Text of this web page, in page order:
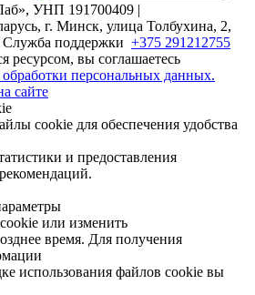
УНП 191700409 |
г. Минск, улица Толбухина, 2,
Служба поддержки +375 291212755
ресурсом, вы соглашаетесь
персональных данных.
сайте
cookie для обеспечения удобства
и предоставления
или изменить
время. Для получения
использования файлов cookie вы